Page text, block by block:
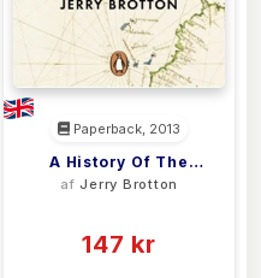
Paperback, 2013
A History Of The
World In Twelve Maps
afJerry Brotton
147 kr